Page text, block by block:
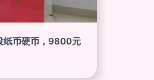
纸币硬币，9800元